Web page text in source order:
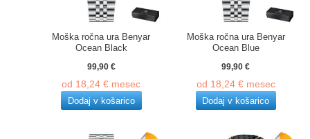
Moška ročna ura Benyar
Ocean Black
99,90 €
od 18,24€ mesec
Dodaj v košarico
Moška ročna ura Benyar
Ocean Blue
99,90€
od 18,24 €mesec
Dodaj v košarico